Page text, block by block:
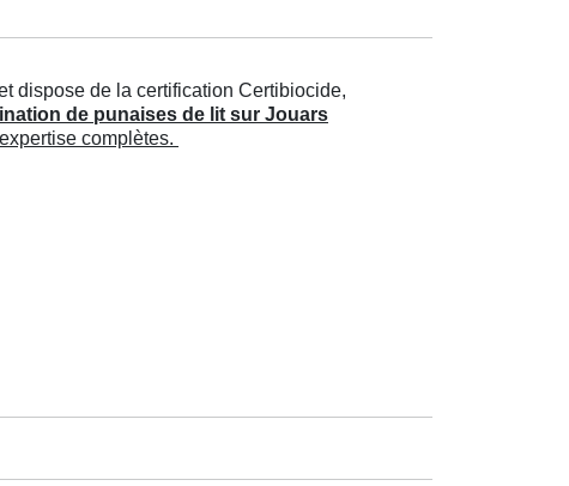
dispose de la certification Certibiocide,
de punaises de lit sur Jouars
complètes.